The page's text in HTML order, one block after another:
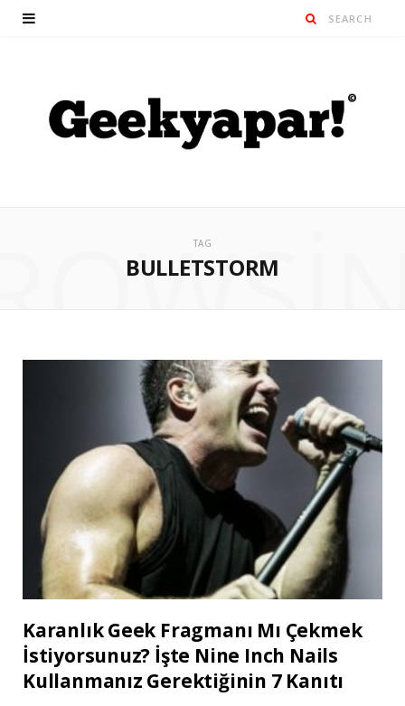
TAG
BULLETSTORM
Karanlık Geek Fragmanı Mı Çekmek
İstiyorsunuz? İşte Nine Inch Nails
Kullanmanız Gerektiğinin 7 Kanıtı